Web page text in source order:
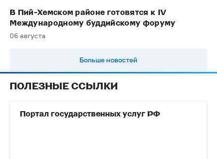
В Пий-Хемском районе готовятся к IV
Международному буддийскому форуму
06 августа
Больше новостей
ПОЛЕЗНЫЕ ССЫЛКИ
Портал государственных услуг РФ